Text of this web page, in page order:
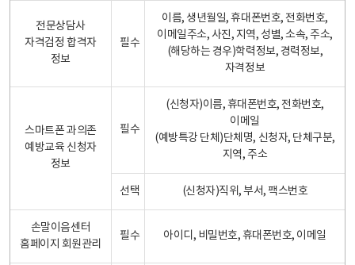
전문상담사
자격검정 합격자
정보
필수
이름, 생년월일, 휴대폰번호, 전화번호,
이메일주소, 사진, 지역, 성별, 소속, 주소,
(해당하는 경우)학력정보, 경력정보,
자격정보
스마트폰 과의존
예방교육 신청자
정보
필수
(신청자)이름, 휴대폰번호, 전화번호,
이메일
(예방특강 단체)단체명, 신청자, 단체구분,
지역, 주소
선택 (신청자)직위, 부서, 팩스번호
손말이음센터
홈페이지 회원관리
필수 아이디, 비밀번호, 휴대폰번호, 이메일